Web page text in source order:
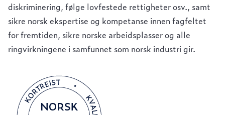
diskriminering, følge lovfestede rettigheter osv., samt
sikre norsk ekspertise og kompetanse innen fagfeltet
for fremtiden, sikre norske arbeidsplasser og alle
ringvirkningene i samfunnet som norsk industri gir.